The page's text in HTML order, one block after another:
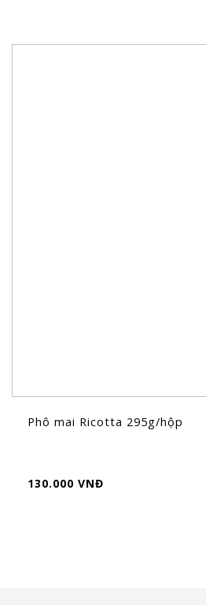
Phô mai Ricotta 295g/hộp
130.000 VNĐ